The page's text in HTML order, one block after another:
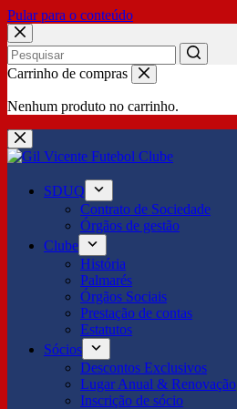
Pular para o conteúdo
No
Carrinho de compras
Nenhum produto no carrinho.
SDUQ
Contrato de Sociedade
Órgãos de gestão
Clube
História
Palmarés
Órgãos Sociais
Prestação de contas
Estatutos
Sócios
Descontos Exclusivos
Lugar Anual & Renovação
Inscrição de sócio